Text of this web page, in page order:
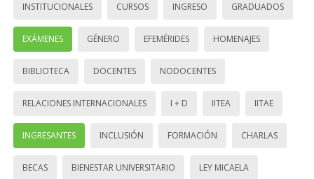
INSTITUCIONALES CURSOS INGRESO GRADUADOS
EXÁMENES GÉNERO EFEMÉRIDES HOMENAJES
BIBLIOTECA DOCENTES NODOCENTES
RELACIONES INTERNACIONALES I + D IITEA IITAE
INGRESANTES INCLUSIÓN FORMACIÓN CHARLAS
BECAS BIENESTAR UNIVERSITARIO LEY MICAELA